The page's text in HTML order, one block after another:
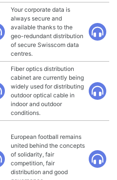
Your corporate data is
always secure and
available thanks to the
geo-redundant distribution
of secure Swisscom data
centres.
Fiber optics distribution
cabinet are currently being
widely used for distributing
outdoor optical cable in
indoor and outdoor
conditions.
European football remains
united behind the concepts
of solidarity, fair
competition, fair
distribution and good